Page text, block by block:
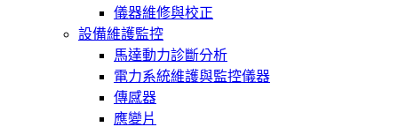
儀器維修與校正
設備維護監控
馬達動力診斷分析
電力系統維護與監控儀器
傳感器
應變片